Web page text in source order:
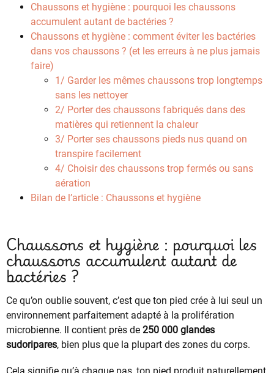
Chaussons et hygiène : pourquoi les chaussons
accumulent autant de bactéries ?
Chaussons et hygiène : comment éviter les bactéries
dans vos chaussons ? (et les erreurs à ne plus jamais
faire)
1/ Garder les mêmes chaussons trop longtemps
sans les nettoyer
2/ Porter des chaussons fabriqués dans des
matières qui retiennent la chaleur
3/ Porter ses chaussons pieds nus quand on
transpire facilement
4/ Choisir des chaussons trop fermés ou sans
aération
Bilan de l’article : Chaussons et hygiène
Chaussons et hygiène : pourquoi les
chaussons accumulent autant de
bactéries ?
Ce qu’on oublie souvent, c’est que ton pied crée à lui seul un
environnement parfaitement adapté à la prolifération
microbienne. Il contient près de 250 000 glandes
sudoripares, bien plus que la plupart des zones du corps.
Cela signifie qu’à chaque pas, ton pied produit naturellement